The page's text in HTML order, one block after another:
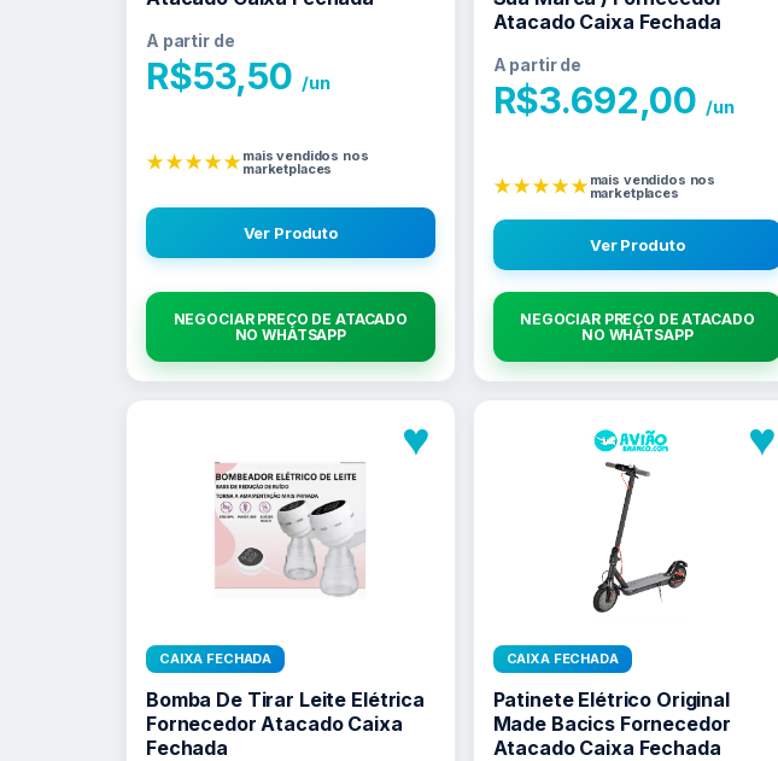
A partir de
R$53,50 /un
★★★★★mais vendidos nos
marketplaces
Ver Produto
NEGOCIAR PREÇO DE ATACADO
NO WHATSAPP
Atacado Caixa Fechada
A partir de
R$3.692,00 /un
★★★★★mais vendidos nos
marketplaces
Ver Produto
NEGOCIAR PREÇO DE ATACADO
NO WHATSAPP
♥
CAIXA FECHADA
Bomba De Tirar Leite Elétrica
Fornecedor Atacado Caixa
Fechada
♥
CAIXA FECHADA
Patinete Elétrico Original
Made Bacics Fornecedor
Atacado Caixa Fechada